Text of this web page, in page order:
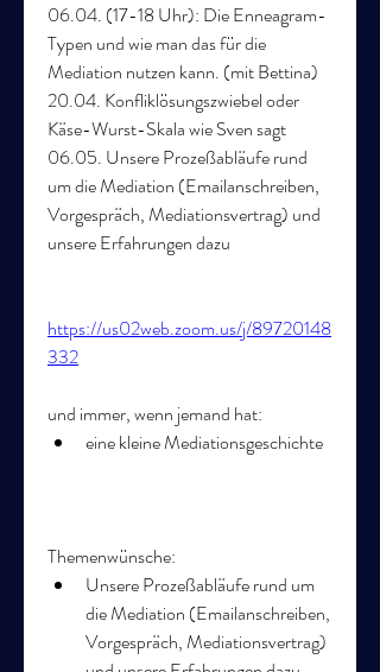
06.04. (17-18 Uhr): Die Enneagram-
Typen und wie man das für die
Mediation nutzen kann. (mit Bettina)
20.04. Konfliklösungszwiebel oder
Käse-Wurst-Skala wie Sven sagt
06.05. Unsere Prozeßabläufe rund
um die Mediation (Emailanschreiben,
Vorgespräch, Mediationsvertrag) und
unsere Erfahrungen dazu
https://us02web.zoom.us/j/89720148
332
und immer, wenn jemand hat:
eine kleine Mediationsgeschichte
Themenwünsche:
Unsere Prozeßabläufe rund um
die Mediation (Emailanschreiben,
Vorgespräch, Mediationsvertrag)